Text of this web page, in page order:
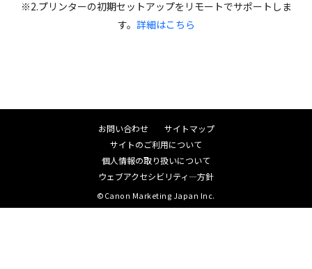
※2.プリンターの初期セットアップをリモートでサポートしま
す。 詳細はこちら
お問い合わせ
サイトマップ
サイトのご利用について
個人情報の取り扱いについて
ウェブアクセシビリティ―方針
©Canon Marketing Japan Inc.